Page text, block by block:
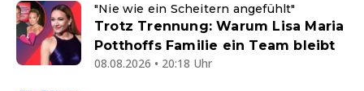
"Nie wie ein Scheitern angefühlt"
Trotz Trennung: Warum Lisa Maria
Potthoffs Familie ein Team bleibt
08.08.2026 • 20:18 Uhr